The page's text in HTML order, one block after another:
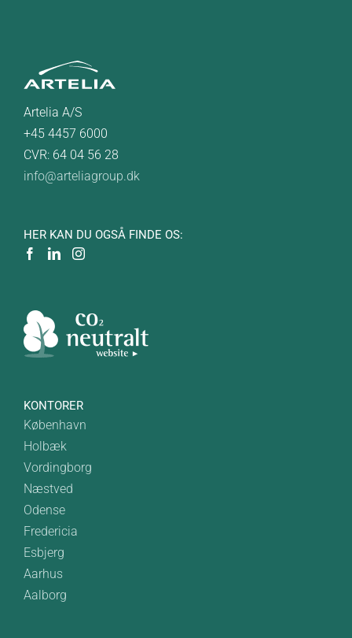
Artelia A/S
+45 4457 6000
CVR: 64 04 56 28
info@arteliagroup.dk
HER KAN DU OGSÅ FINDE OS:
KONTORER
København
Holbæk
Vordingborg
Næstved
Odense
Fredericia
Esbjerg
Aarhus
Aalborg